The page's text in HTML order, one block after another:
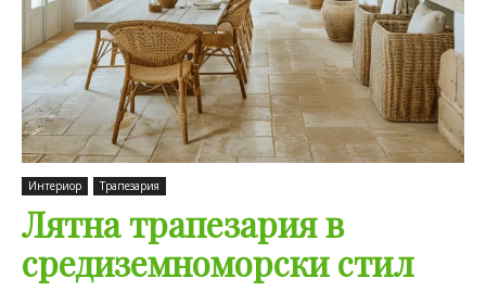
Интериор Трапезария
Лятна трапезария в
средиземноморски стил